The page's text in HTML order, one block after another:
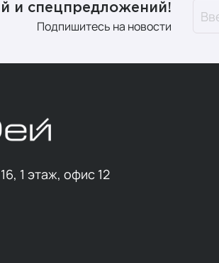
и спецпредложений!
Подпишитесь на новости
1 этаж, офис 12